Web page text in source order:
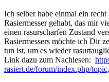
Ich selber habe einmal ein
Rasiermesser gehabt, das mir
einen rasurscharfen Zustand
Rasiermessers möchte ich Dir
tun ist, um es wieder
Link dazu zum Nachlesen:
rasiert.de/forum/index.php/